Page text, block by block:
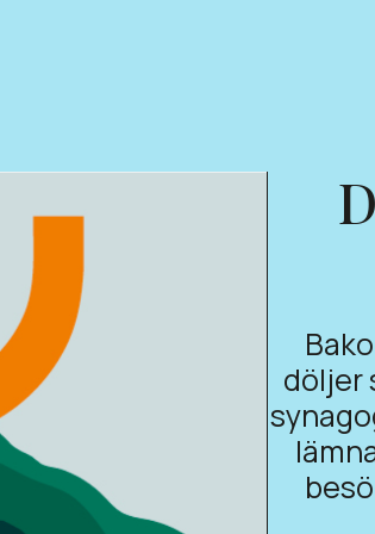
döljer